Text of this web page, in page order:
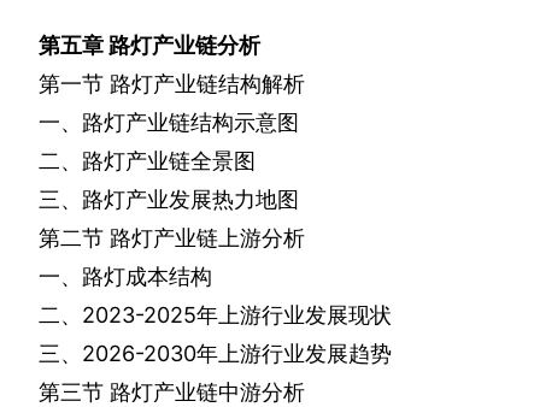
第五章 路灯产业链分析
第一节 路灯产业链结构解析
一、路灯产业链结构示意图
二、路灯产业链全景图
三、路灯产业发展热力地图
第二节 路灯产业链上游分析
一、路灯成本结构
二、 2023-2025年上游行业发展现状
三、 2026-2030年上游行业发展趋势
第三节 路灯产业链中游分析